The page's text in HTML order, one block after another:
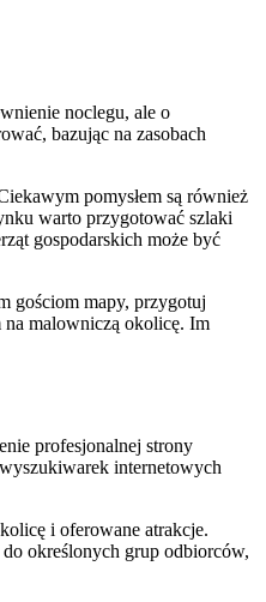
noclegu, ale o
bazując na zasobach
pomysłem są również
warto przygotować szlaki
gospodarskich może być
gościom mapy, przygotuj
na malowniczą okolicę. Im
profesjonalnej strony
internetowych
i oferowane atrakcje.
określonych grup odbiorców,